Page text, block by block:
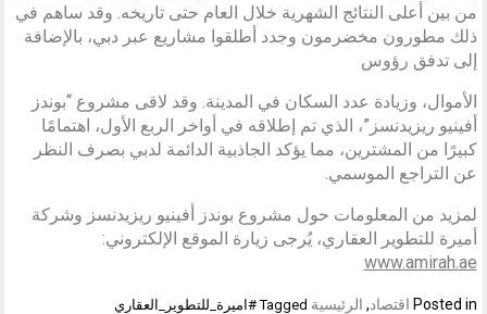
من بين أعلى النتائج الشهرية خلال العام حتى تاريخه. وقد ساهم في
ذلك مطورون مخضرمون وجدد أطلقوا مشاريع عبر دبي، بالإضافة
إلى تدفق رؤوس
الأموال، وزيادة عدد السكان في المدينة. وقد لاقى مشروع “بوندز
أفينيو ريزيدنسز”، الذي تم إطلاقه في أواخر الربع الأول، اهتمامًا
كبيرًا من المشترين، مما يؤكد الجاذبية الدائمة لدبي بصرف النظر
عن التراجع الموسمي.
لمزيد من المعلومات حول مشروع بوندز أفينيو ريزيدنسز وشركة
أميرة للتطوير العقاري، يُرجى زيارة الموقع الإلكتروني:
www.amirah.ae
Posted in اقتصاد, الرئيسية Tagged #اميرة_للتطوير_العقاري